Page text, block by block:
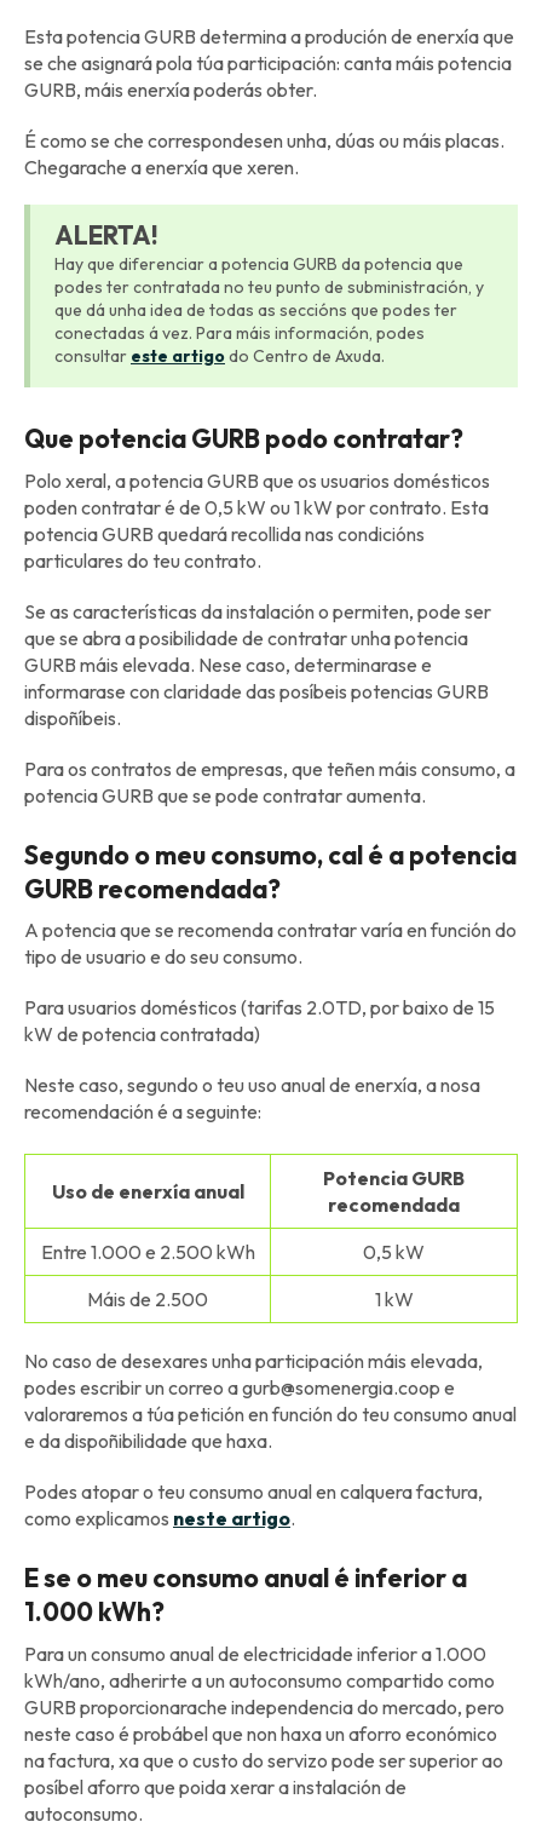
Esta potencia GURB determina a produción de enerxía que
se che asignará pola túa participación: canta máis potencia
GURB, máis enerxía poderás obter.
É como se che correspondesen unha, dúas ou máis placas.
Chegarache a enerxía que xeren.
ALERTA!
Hay que diferenciar a potencia GURB da potencia que
podes ter contratada no teu punto de subministración, y
que dá unha idea de todas as seccións que podes ter
conectadas á vez. Para máis información, podes
consultar este artigodo Centro de Axuda.
Que potencia GURB podo contratar?
Polo xeral, a potencia GURB que os usuarios domésticos
poden contratar é de 0,5 kW ou 1 kW por contrato. Esta
potencia GURB quedará recollida nas condicións
particulares do teu contrato.
Se as características da instalación o permiten, pode ser
que se abra a posibilidade de contratar unha potencia
GURB máis elevada. Nese caso, determinarase e
informarase con claridade das posíbeis potencias GURB
dispoñíbeis.
Para os contratos de empresas, que teñen máis consumo, a
potencia GURB que se pode contratar aumenta.
Segundo o meu consumo, cal é a potencia
GURB recomendada?
A potencia que se recomenda contratar varía en función do
tipo de usuario e do seu consumo.
Para usuarios domésticos (tarifas 2.0TD, por baixo de 15
kW de potencia contratada)
Neste caso, segundo o teu uso anual de enerxía, a nosa
recomendación é a seguinte:
Uso de enerxía anual
Potencia GURB
recomendada
Entre 1.000 e 2.500 kWh
0,5 kW
Máis de 2.500
1 kW
No caso de desexares unha participación máis elevada,
podes escribir un correo a gurb@somenergia.coop e
valoraremos a túa petición en función do teu consumo anual
e da dispoñibilidade que haxa.
Podes atopar o teu consumo anual en calquera factura,
como explicamos neste artigo.
E se o meu consumo anual é inferior a
1.000 kWh?
Para un consumo anual de electricidade inferior a 1.000
kWh/ano, adherirte a un autoconsumo compartido como
GURB proporcionarache independencia do mercado, pero
neste caso é probábel que non haxa un aforro económico
na factura, xa que o custo do servizo pode ser superior ao
posíbel aforro que poida xerar a instalación de
autoconsumo.